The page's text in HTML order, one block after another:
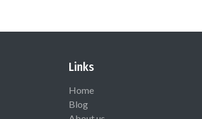
Links
Home
Blog